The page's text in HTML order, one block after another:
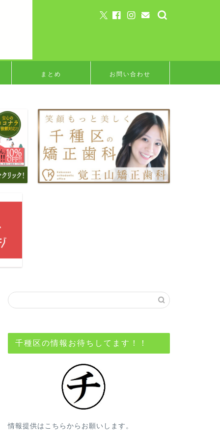
まとめ お問い合わせ
千種区の情報お待ちしてます！！
情報提供はこちらからお願いします。